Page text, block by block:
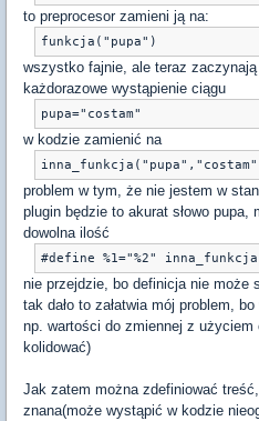
to preprocesor zamieni ją na:
wszystko fajnie, ale teraz
każdorazowe wystąpienie ciągu
w kodzie zamienić na
problem w tym, że nie jestem w
plugin będzie to akurat słowo
dowolna ilość
nie przejdzie, bo definicja nie może
tak dało to załatwia mój problem,
np. wartości do zmiennej z użyciem
kolidować)
Jak zatem można zdefiniować
znana(może wystąpić w kodzie